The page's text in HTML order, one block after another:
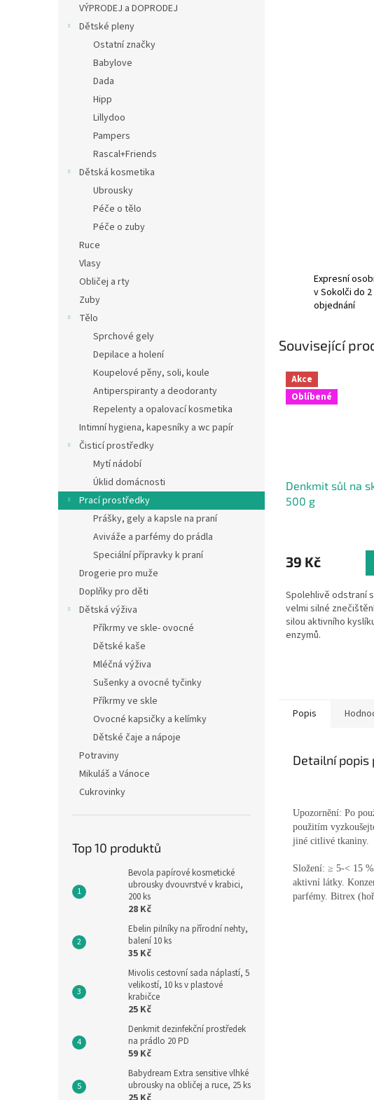
VÝPRODEJ a DOPRODEJ
Dětské pleny
Ostatní značky
Babylove
Dada
Hipp
Lillydoo
Pampers
Rascal+Friends
Dětská kosmetika
Ubrousky
Péče o tělo
Péče o zuby
Ruce
Vlasy
Obličej a rty
Zuby
Tělo
Sprchové gely
Depilace a holení
Koupelové pěny, soli, koule
Antiperspiranty a deodoranty
Repelenty a opalovací kosmetika
Intimní hygiena, kapesníky a wc papír
Čisticí prostředky
Mytí nádobí
Úklid domácnosti
Prací prostředky
Prášky, gely a kapsle na praní
Aviváže a parfémy do prádla
Speciální přípravky k praní
Drogerie pro muže
Doplňky pro děti
Dětská výživa
Příkrmy ve skle- ovocné
Dětské kaše
Mléčná výživa
Sušenky a ovocné tyčinky
Příkrmy ve skle
Ovocné kapsičky a kelímky
Dětské čaje a nápoje
Potraviny
Mikuláš a Vánoce
Cukrovinky
Top 10 produktů
Bevola papírové kosmetické
ubrousky dvouvrstvé v krabici,
200 ks
28 Kč
Ebelin pilníky na přírodní nehty,
balení 10 ks
35 Kč
Mivolis cestovní sada náplastí, 5
velikostí, 10 ks v plastové
krabičce
25 Kč
Denkmit dezinfekční prostředek
na prádlo 20 PD
59 Kč
Babydream Extra sensitive vlhké
ubrousky na obličej a ruce, 25 ks
Expresní
v Sokolči do
objednání
Související
Akce
Oblíbené
Denkmit sůl na
500 g
39 Kč
Spolehlivě odstraní
velmi silné
silou aktivního
enzymů.
Popis
Detailní popis
Upozornění: Po
použitím
jiné citlivé tkaniny.
Složení: ≥ 5-< 15
aktivní látky.
parfémy. Bitrex